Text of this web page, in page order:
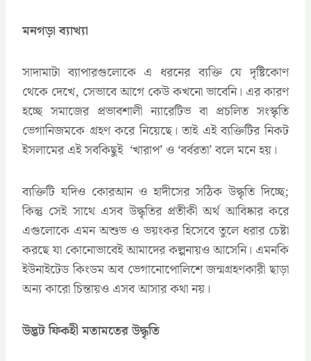
মনগড়া ব্যাখ্যা
সাদামাটা ব্যাপারগুলোকে এ ধরনের ব্যক্তি যে দৃষ্টিকোণ
থেকে দেখে, সেভাবে আগে কেউ কখনো ভাবেনি। এর কারণ
হচ্ছে সমাজের প্রভাবশালী ন্যারেটিভ বা প্রচলিত সংস্কৃতি
ভেগানিজমকে গ্রহণ করে নিয়েছে। তাই এই ব্যক্তিটির নিকট
ইসলামের এই সবকিছুই ‘খারাপ’ ও ‘বর্বরতা’ বলে মনে হয়।
ব্যক্তিটি যদিও কোরআন ও হাদীসের সঠিক উদ্ধৃতি দিচ্ছে;
কিন্তু সেই সাথে এসব উদ্ধৃতির প্রতীকী অর্থ আবিষ্কার করে
এগুলোকে এমন অশুভ ও ভয়ংকর হিসেবে তুলে ধরার চেষ্টা
করছে যা কোনোভাবেই আমাদের কল্পনায়ও আসেনি। এমনকি
ইউনাইটেড কিংডম অব ভেগানোপোলিশে জন্মগ্রহণকারী ছাড়া
অন্য কারো চিন্তায়ও এসব আসার কথা নয়।
উদ্ভট ফিকহী মতামতের উদ্ধৃতি